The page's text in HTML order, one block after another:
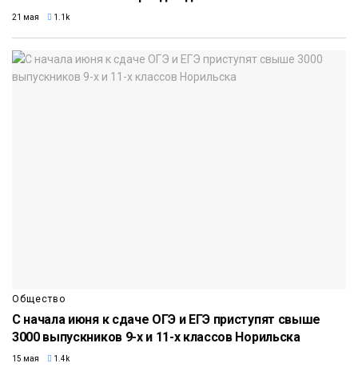
21 мая 1.1k
Общество
С начала июня к сдаче ОГЭ и ЕГЭ приступят свыше
3000 выпускников 9-х и 11-х классов Норильска
15 мая 1.4k